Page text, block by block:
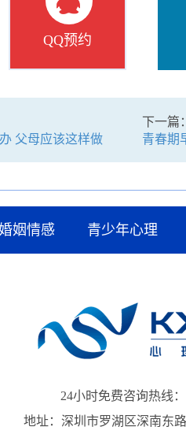
QQ预约
父母应该这样做
下一篇：
青春期
婚姻情感 青少年心理
24小时免费咨询热线：
地址：深圳市罗湖区深南东